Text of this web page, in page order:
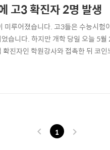
고3 확진자 2명 발생
미루어졌습니다. 고3들은 수능시
습니다. 하지만 개학 당일 오늘 5
진자인 학원강사와 접촉한 뒤 코
몇의 사람들 또한 확진 판정을 받
1